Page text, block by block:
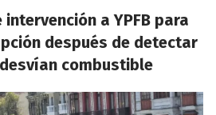
a YPFB para
después de detectar
combustible